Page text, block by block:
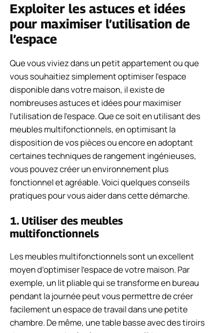
Exploiter les astuces et idées
pour maximiser l’utilisation de
l’espace
Que vous viviez dans un petit appartement ou que
vous souhaitiez simplement optimiser l’espace
disponible dans votre maison, il existe de
nombreuses astuces et idées pour maximiser
l’utilisation de l’espace. Que ce soit en utilisant des
meubles multifonctionnels, en optimisant la
disposition de vos pièces ou encore en adoptant
certaines techniques de rangement ingénieuses,
vous pouvez créer un environnement plus
fonctionnel et agréable. Voici quelques conseils
pratiques pour vous aider dans cette démarche.
1. Utiliser des meubles
multifonctionnels
Les meubles multifonctionnels sont un excellent
moyen d’optimiser l’espace de votre maison. Par
exemple, un lit pliable qui se transforme en bureau
pendant la journée peut vous permettre de créer
facilement un espace de travail dans une petite
chambre. De même, une table basse avec des tiroirs